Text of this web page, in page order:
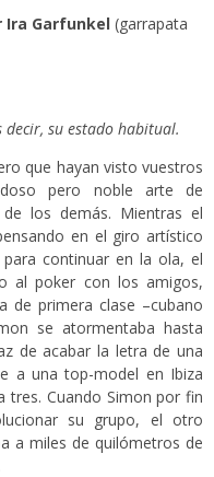
Ira Garfunkel (garrapata
decir, su estado habitual.
que hayan visto vuestros
pero noble arte de
los demás. Mientras el
en el giro artístico
para continuar en la ola, el
al poker con los amigos,
de primera clase –cubano
se atormentaba hasta
de acabar la letra de una
a una top-model en Ibiza
tres. Cuando Simon por fin
su grupo, el otro
a miles de quilómetros de